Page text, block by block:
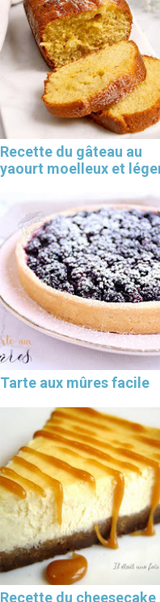
Recette du gâteau au
yaourt moelleux et
Tarte aux mûres facile
Recette du cheesecake